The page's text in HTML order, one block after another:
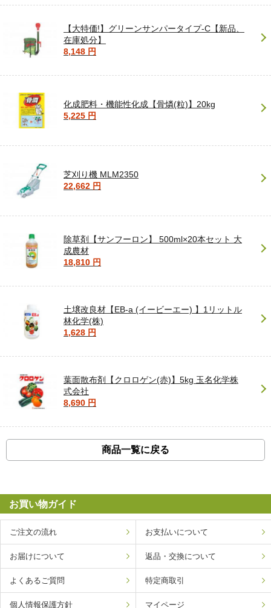
【大特価!】グリーンサンパータイプ-C【新品、
在庫処分】
8,148 円
化成肥料・機能性化成【骨燐(粒)】20kg
5,225 円
芝刈り機 MLM2350
22,662 円
除草剤【サンフーロン】 500ml×20本セット 大
成農材
18,810 円
土壌改良材【EB-a (イービーエー) 】1リットル
林化学(株)
1,628 円
葉面散布剤【クロロゲン(赤)】5kg 玉名化学株
式会社
8,690 円
商品一覧に戻る
お買い物ガイド
ご注文の流れ お支払いについて
お届けについて 返品・交換について
よくあるご質問 特定商取引
個人情報保護方針 マイページ